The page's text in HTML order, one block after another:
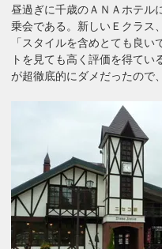
昼過ぎに千歳のＡＮＡホテル
乗会である。新しいＥクラス
「スタイルを含めとても良
トを見ても高く評価を得てい
が超徹底的にダメだったので